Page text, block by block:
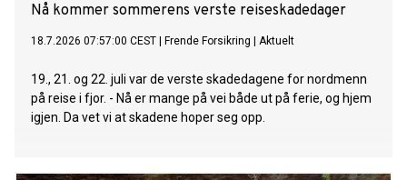
Nå kommer sommerens verste reiseskadedager
18.7.2026 07:57:00 CEST Frende Forsikring Aktuelt
19., 21. og 22. juli var de verste skadedagene for nordmenn
på reise i fjor. - Nå er mange på vei både ut på ferie, og hjem
igjen. Da vet vi at skadene hoper seg opp.